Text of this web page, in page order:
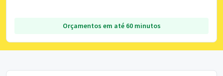
Orçamentos em até 60 minutos